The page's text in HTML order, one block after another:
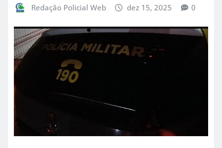
Redação Policial Web dez 15, 2025 0